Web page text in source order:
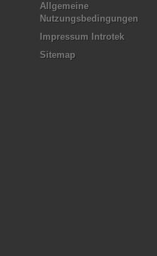
Allgemeine
Nutzungsbedingungen
Impressum Introtek
Sitemap